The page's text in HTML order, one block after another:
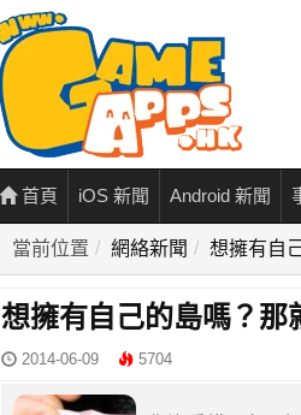
首頁 iOS 新聞 Android 新聞
當前位置 網絡新聞 想擁有自
想擁有自己的島嗎？那
2014-06-09 5704